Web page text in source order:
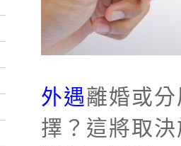
外遇離婚或
擇？這將取